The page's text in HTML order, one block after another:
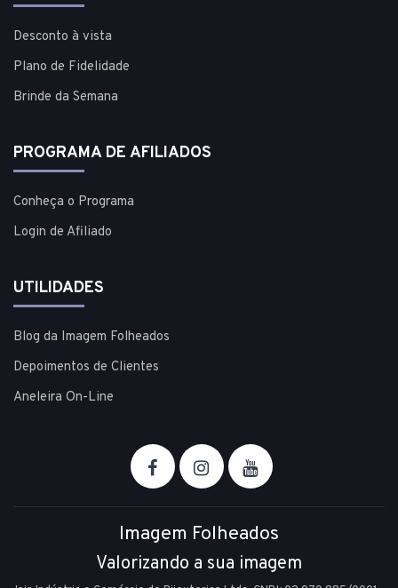
Desconto à vista
Plano de Fidelidade
Brinde da Semana
PROGRAMA DE AFILIADOS
Conheça o Programa
Login de Afiliado
UTILIDADES
Blog da Imagem Folheados
Depoimentos de Clientes
Aneleira On-Line
Imagem Folheados
Valorizando a sua imagem